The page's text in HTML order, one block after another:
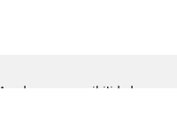
Ayuda para accesibilidad